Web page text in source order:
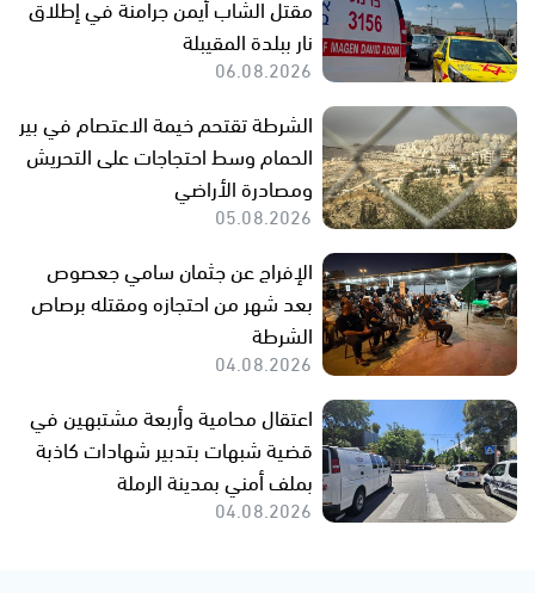
نار ببلدة المقيبلة
06.08.2026
الشرطة تقتحم خيمة الاعتصام في بير
الحمام وسط احتجاجات على التحريش
ومصادرة الأراضي
05.08.2026
الإفراج عن جثمان سامي جعصوص
بعد شهر من احتجازه ومقتله برصاص
الشرطة
04.08.2026
اعتقال محامية وأربعة مشتبهين في
قضية شبهات بتدبير شهادات كاذبة
بملف أمني بمدينة الرملة
04.08.2026